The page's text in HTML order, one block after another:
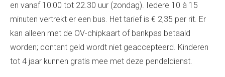
en vanaf 10:00 tot 22.30 uur (zondag). Iedere 10 à 15
minuten vertrekt er een bus. Het tarief is € 2,35 per rit. Er
kan alleen met de OV-chipkaart of bankpas betaald
worden; contant geld wordt niet geaccepteerd. Kinderen
tot 4 jaar kunnen gratis mee met deze pendeldienst.